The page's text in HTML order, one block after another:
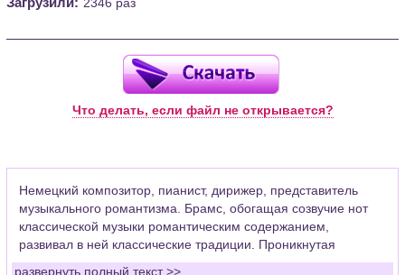
Что делать, если файл не открывается?
Немецкий композитор, пианист, дирижер, представитель
музыкального романтизма. Брамс, обогащая созвучие нот
классической музыки романтическим содержанием,
развивал в ней классические традиции. Проникнутая
порывистостью, мятежностью, трепетным лиризмом, его
развернуть полный текст >>